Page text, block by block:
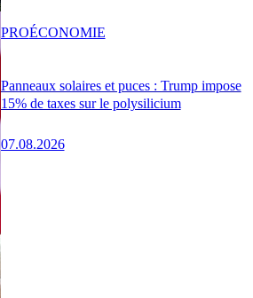
Panneaux solaires et puces : Trump impose
15% de taxes sur le polysilicium
07.08.2026
PROÉCONOMIE